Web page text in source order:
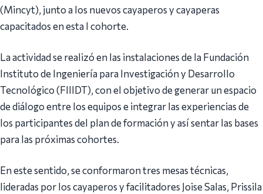
(Mincyt), junto a los nuevos cayaperos y cayaperas
capacitados en esta I cohorte.
La actividad se realizó en las instalaciones de la Fundación
Instituto de Ingeniería para Investigación y Desarrollo
Tecnológico (FIIIDT), con el objetivo de generar un espacio
de diálogo entre los equipos e integrar las experiencias de
los participantes del plan de formación y así sentar las bases
para las próximas cohortes.
En este sentido, se conformaron tres mesas técnicas,
lideradas por los cayaperos y facilitadores Joise Salas, Prissila